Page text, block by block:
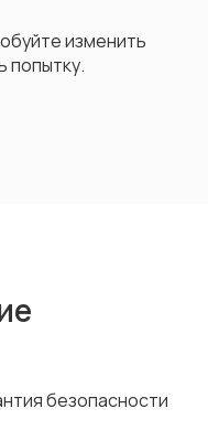
изменить
попытку.
безопасности